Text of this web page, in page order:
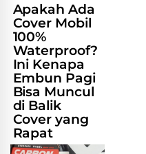
Apakah Ada
Cover Mobil
100%
Waterproof?
Ini Kenapa
Embun Pagi
Bisa Muncul
di Balik
Cover yang
Rapat